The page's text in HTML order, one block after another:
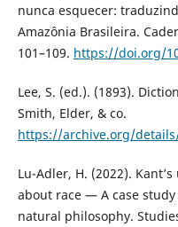
nunca esquecer:
Amazônia Brasileira.
101–109. https://doi.org/
Lee, S. (ed.). (1893).
Smith, Elder, & co.
https://archive.org/
Lu-Adler, H. (2022).
about race — A case
natural philosophy.